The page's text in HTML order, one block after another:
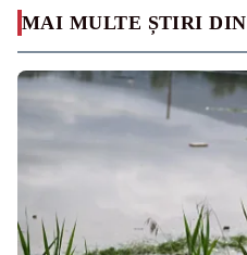
MAI MULTE ȘTIRI DIN